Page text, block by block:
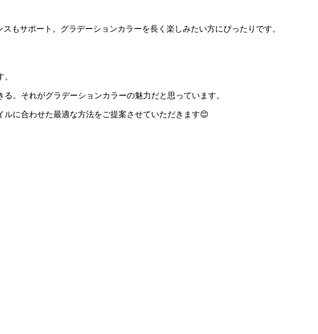
もサポート。グラデーションカラーを長く楽しみたい方にぴったりです。
。それがグラデーションカラーの魅力だと思っています。
に合わせた最適な方法をご提案させていただきます😊